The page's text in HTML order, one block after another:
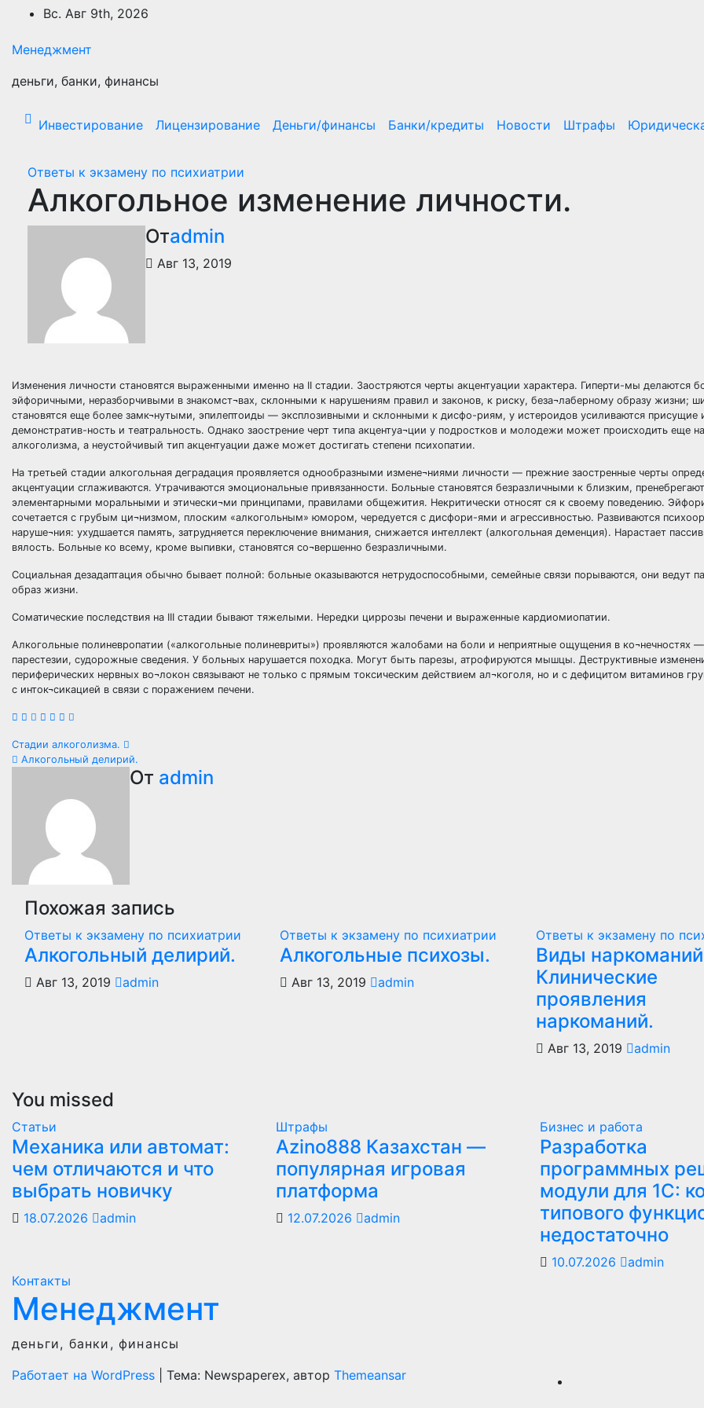
Перейти
содержимому
Вс. Авг 9th, 2026
Менеджмент
деньги, банки, финансы
Инвестирование Лицензирование Деньги/финансы Банки/кредиты Новости Штрафы
Ответы к экзамену по психиатрии
Алкогольное изменение личности.
Отadmin
Авг 13, 2019
Изменения личности становятся выраженными именно на II стадии. Заостряются черты акцентуации характера. Гиперти-мы делаются
эйфоричными, неразборчивыми в знакомст¬вах, склонными к нарушениям правил и законов, к риску, беза¬лаберному образу жизни;
становятся еще более замк¬нутыми, эпилептоиды — эксплозивными и склонными к дисфо-риям, у истероидов усиливаются присущие
демонстратив-ность и театральность. Однако заострение черт типа акцентуа¬ции у подростков и молодежи может происходить еще
алкоголизма, а неустойчивый тип акцентуации даже может достигать степени психопатии.
На третьей стадии алкогольная деградация проявляется однообразными измене¬ниями личности — прежние заостренные черты
акцентуации сглаживаются. Утрачиваются эмоциональные привязанности. Больные становятся безразличными к близким,
элементарными моральными и этически¬ми принципами, правилами общежития. Некритически относят ся к своему поведению.
сочетается с грубым ци¬низмом, плоским «алкогольным» юмором, чередуется с дисфори-ями и агрессивностью. Развиваются
наруше¬ния: ухудшается память, затрудняется переключение внимания, снижается интеллект (алкогольная деменция). Нарастает
вялость. Больные ко всему, кроме выпивки, становятся со¬вершенно безразличными.
Социальная дезадаптация обычно бывает полной: больные оказываются нетрудоспособными, семейные связи порываются, они ведут
образ жизни.
Соматические последствия на III стадии бывают тяжелыми. Нередки циррозы печени и выраженные кардиомиопатии.
Алкогольные полиневропатии («алкогольные полиневриты») проявляются жалобами на боли и неприятные ощущения в ко¬нечностях
парестезии, судорожные сведения. У больных нарушается походка. Могут быть парезы, атрофируются мышцы. Деструктивные
периферических нервных во¬локон связывают не только с прямым токсическим действием ал¬коголя, но и с дефицитом витаминов
с инток¬сикацией в связи с поражением печени.
Навигация
записям
Стадии алкоголизма.
Алкогольный делирий.
От admin
Похожая запись
Ответы к экзамену по психиатрии
Алкогольный делирий.
Авг 13, 2019 admin
Ответы к экзамену по психиатрии
Алкогольные психозы.
Авг 13, 2019 admin
Ответы к экзамену по
Виды
Клинические
проявления
наркоманий.
Авг 13, 2019 admin
You missed
Статьи
Механика или автомат:
чем отличаются и что
выбрать новичку
18.07.2026 admin
Штрафы
Azino888 Казахстан —
популярная игровая
платформа
12.07.2026 admin
Бизнес и работа
Разработка
программных
модули для 1С:
типового
недостаточно
10.07.2026 admin
Контакты
Менеджмент
деньги, банки, финансы
Работает на WordPress
Тема: Newspaperex, автор Themeansar